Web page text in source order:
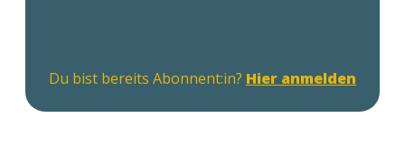
Du bist bereits Abonnent:in? Hier anmelden